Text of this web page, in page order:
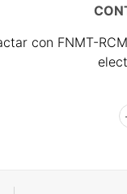
con FNMT-